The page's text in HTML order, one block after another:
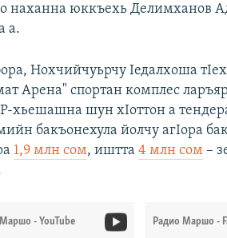
наханна юккъехь Делимханов
а.
Нохчийчуьрчу Iедалхоша
Арена" спортан комплес
хьешашна шун хIоттон а
бакъонехула йолчу агIора
1,9 млн сом, иштта 4 млн сом–
- YouTube Радио Маршо -